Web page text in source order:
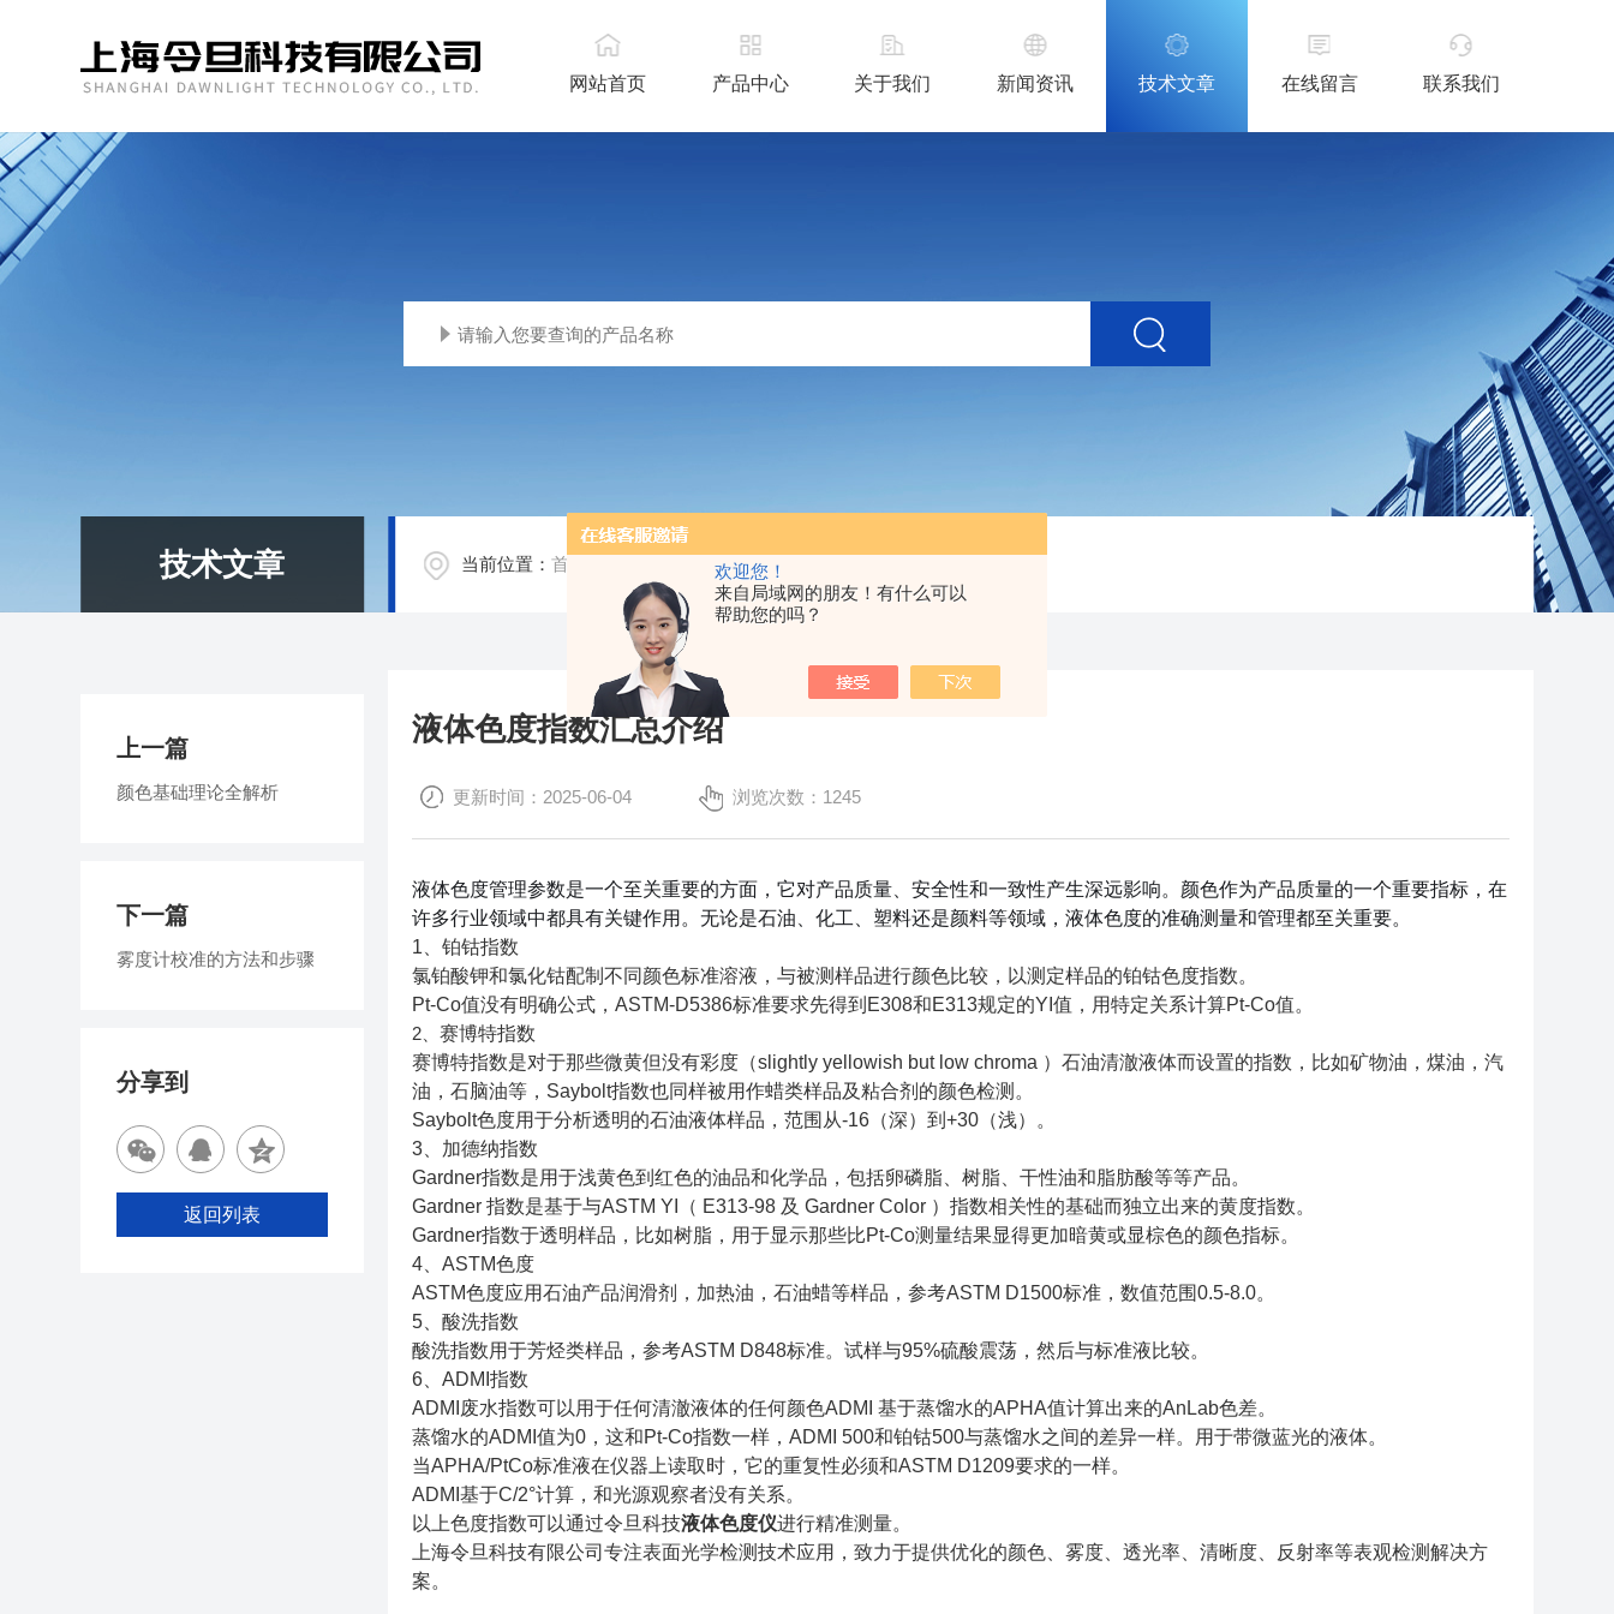
欢迎您！
来自局域网的朋友！有什么可以
帮助您的吗？
网站首页 产品中心 关于我们 新闻资讯 技术文章 在线留言 联系我们
技术文章 当前位置：首页 / 液体色度指数汇总介绍
液体色度指数汇总介绍
更新时间：2025-06-04 浏览次数：1245
液体色度管理参数是一个至关重要的方面，它对产品质量、安全性和一致性产生深远影响。颜色作为产品质量的一个重要指标，在
许多行业领域中都具有关键作用。无论是石油、化工、塑料还是颜料等领域，液体色度的准确测量和管理都至关重要。
1、铂钴指数
氯铂酸钾和氯化钴配制不同颜色标准溶液，与被测样品进行颜色比较，以测定样品的铂钴色度指数。
Pt-Co值没有明确公式，ASTM-D5386标准要求先得到E308和E313规定的YI值，用特定关系计算Pt-Co值。
2、赛博特指数
赛博特指数是对于那些微黄但没有彩度（slightly yellowish but low chroma ）石油清澈液体而设置的指数，比如矿物油，煤油，汽
油，石脑油等，Saybolt指数也同样被用作蜡类样品及粘合剂的颜色检测。
Saybolt色度用于分析透明的石油液体样品，范围从-16（深）到+30（浅）。
3、 加德纳指数
Gardner指数是用于浅黄色到红色的油品和化学品，包括卵磷脂、树脂、干性油和脂肪酸等等产品。
Gardner 指数是基于与ASTM YI（ E313-98 及 Gardner Color ）指数相关性的基础而独立出来的黄度指数。
Gardner指数于透明样品，比如树脂，用于显示那些比Pt-Co测量结果显得更加暗黄或显棕色的颜色指标。
4、ASTM色度
ASTM色度应用石油产品润滑剂，加热油，石油蜡等样品，参考ASTM D1500标准，数值范围0.5-8.0。
5、酸洗指数
酸洗指数用于芳烃类样品，参考ASTM D848标准。试样与95%硫酸震荡，然后与标准液比较。
6、ADMI指数
ADMI废水指数可以用于任何清澈液体的任何颜色ADMI 基于蒸馏水的APHA值计算出来的AnLab色差。
蒸馏水的ADMI值为0，这和Pt-Co指数一样，ADMI 500和铂钴500与蒸馏水之间的差异一样。用于带微蓝光的液体。
当APHA/PtCo标准液在仪器上读取时，它的重复性必须和ASTM D1209要求的一样。
ADMI基于C/2°计算，和光源观察者没有关系。
以上色度指数可以通过令旦科技液体色度仪进行精准测量。
上海令旦科技有限公司专注表面光学检测技术应用，致力于提供优化的颜色、雾度、透光率、清晰度、反射率等表观检测解决方
案。
上一篇
颜色基础理论全解析
下一篇
雾度计校准的方法和步骤
分享到
返回列表